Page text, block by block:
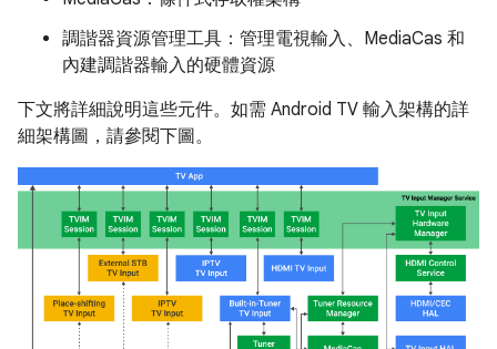
調諧器資源管理工具：管理電視輸入、MediaCas 和
內建調諧器輸入的硬體資源
下文將詳細說明這些元件。如需 Android TV 輸入架構的詳
細架構圖，請參閱下圖。